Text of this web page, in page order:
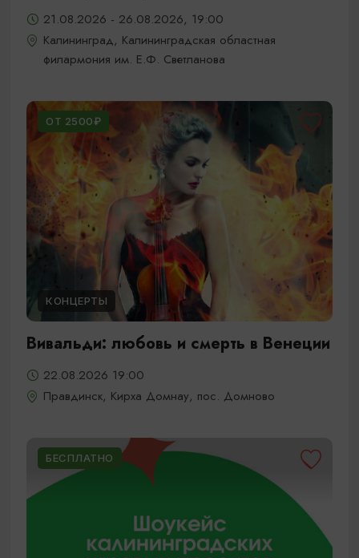
21.08.2026 - 26.08.2026, 19:00
Калининград, Калининградская областная
филармония им. Е.Ф. Светланова
ОТ 2500₽
КОНЦЕРТЫ
Вивальди: любовь и смерть в Венеции
22.08.2026 19:00
Правдинск, Кирха Домнау, пос. Домново
БЕСПЛАТНО